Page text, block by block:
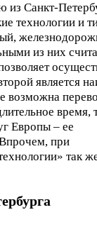
из Санкт-
технологии и
из них
является
возможна
время,
Европы – ее
при
так